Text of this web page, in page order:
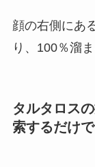
顔の右側にあ
り、100％溜
タルタロス
索するだけ